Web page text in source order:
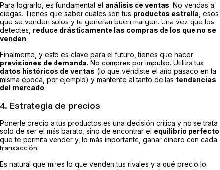
Para lograrlo, es fundamental el análisis de ventas. No vendas a
ciegas. Tienes que saber cuáles son tus productos estrella , esos
que se venden solos y te generan buen margen. Una vez que los
detectes, reduce drásticamente las compras de los que no se
venden.
Finalmente, y esto es clave para el futuro, tienes que hacer
previsiones de demanda. No compres por impulso. Utiliza tus
datos históricos de ventas (lo que vendiste el año pasado en la
misma época, por ejemplo) y mantente al tanto de las tendencias
del mercado.
4. Estrategia de precios
Ponerle precio a tus productos es una decisión crítica y no se trata
solo de ser el más barato, sino de encontrar el equilibrio perfecto
que te permita vender y, lo más importante, ganar dinero con cada
transacción.
Es natural que mires lo que venden tus rivales y a qué precio lo